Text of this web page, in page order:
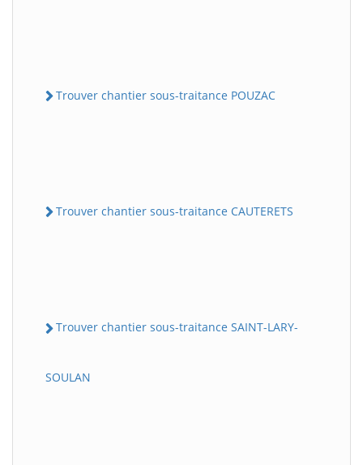
Trouver chantier sous-traitance POUZAC
Trouver chantier sous-traitance CAUTERETS
Trouver chantier sous-traitance SAINT-LARY-
SOULAN